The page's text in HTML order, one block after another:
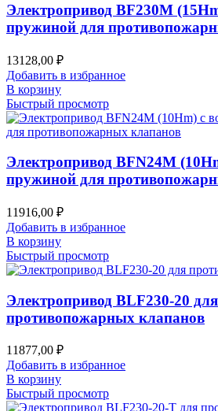
Электропривод BF230M
пружиной для
13128,00 ₽
Добавить в избранное
В корзину
Быстрый просмотр
Электропривод BFN24M
пружиной для
11916,00 ₽
Добавить в избранное
В корзину
Быстрый просмотр
Электропривод BLF230-20 для
противопожарных клапанов
11877,00 ₽
Добавить в избранное
В корзину
Быстрый просмотр